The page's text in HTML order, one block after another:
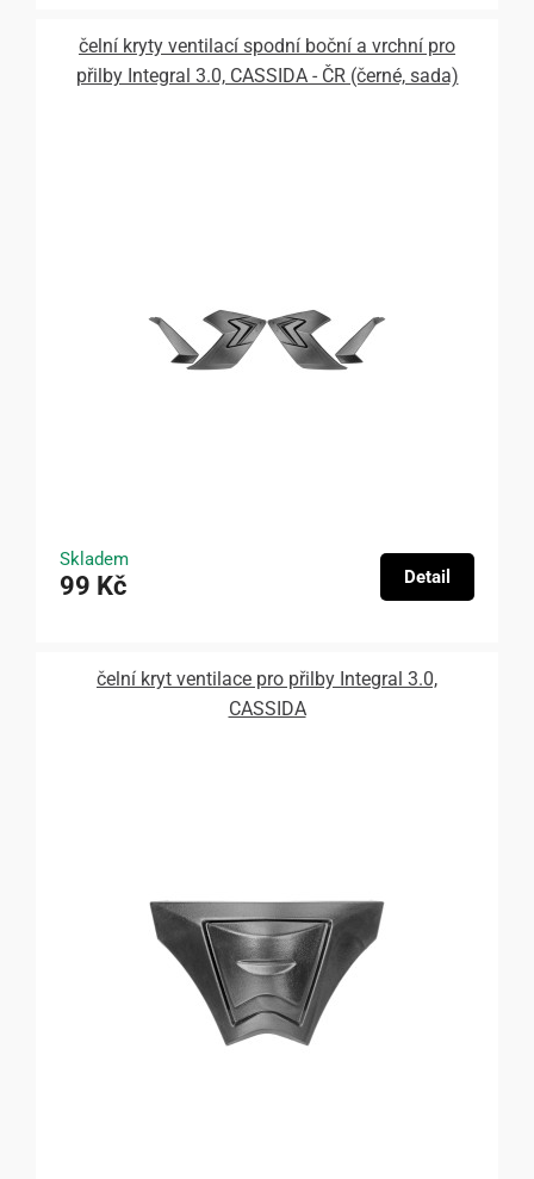
čelní kryty ventilací spodní boční a vrchní pro
přilby Integral 3.0, CASSIDA - ČR (černé, sada)
Skladem
99 Kč Detail
čelní kryt ventilace pro přilby Integral 3.0,
CASSIDA